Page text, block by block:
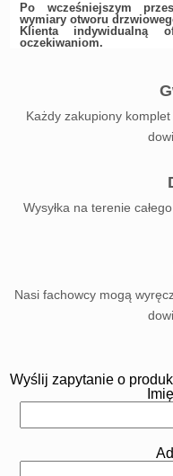
Po wcześniejszym
wymiary otworu
Klienta indywidualną
oczekiwaniom.
Każdy zakupiony
Wysyłka na terenie
Nasi fachowcy mogą
Wyślij zapytanie o